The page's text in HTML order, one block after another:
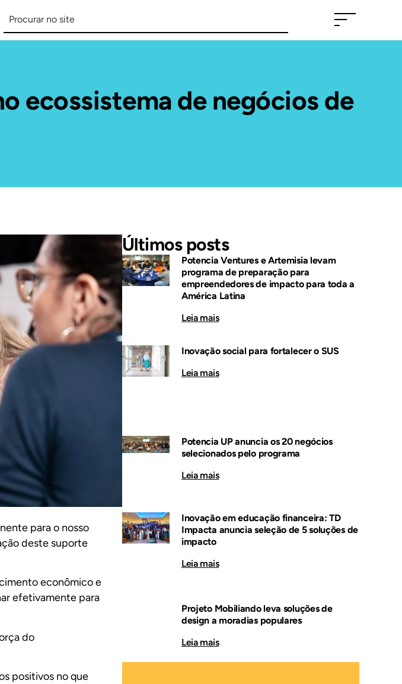
ecossistema de negócios de
para o nosso
deste suporte
econômico e
efetivamente para
do
positivos no que
Últimos posts
Potencia Ventures e Artemisia levam
programa de preparação para
empreendedores de impacto para toda a
América Latina
Leia mais
Inovação social para fortalecer o SUS
Leia mais
Potencia UP anuncia os 20 negócios
selecionados pelo programa
Leia mais
Inovação em educação financeira: TD
Impacta anuncia seleção de 5 soluções de
impacto
Leia mais
Projeto Mobiliando leva soluções de
design a moradias populares
Leia mais